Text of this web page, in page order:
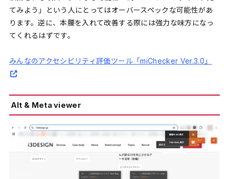
てみよう」という人にとってはオーバースペックな可能性があ
ります。逆に、本腰を入れて改善する際には強力な味方になっ
てくれるはずです。
みんなのアクセシビリティ評価ツール「miChecker Ver.3.0」
Alt & Meta viewer